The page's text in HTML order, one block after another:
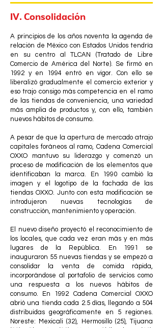
IV. Consolidación
A principios de los años noventa la agenda de
relación de México con Estados Unidos tendría
en su centro al TLCAN (Tratado de Libre
Comercio de América del Norte). Se firmó en
1992 y en 1994 entró en vigor. Con ello se
liberalizó gradualmente el comercio exterior y
eso trajo consigo más competencia en el ramo
de las tiendas de conveniencia, una variedad
más amplia de productos y, con ello, también
nuevos hábitos de consumo.
A pesar de que la apertura de mercado atrajo
capitales foráneos al ramo, Cadena Comercial
OXXO mantuvo su liderazgo y comenzó un
proceso de modificación de los elementos que
identificaban la marca. En 1990 cambió la
imagen y el logotipo de la fachada de las
tiendas OXXO. Junto con esta modificación se
introdujeron nuevas tecnologías de
construcción, mantenimiento y operación.
El nuevo diseño proyectó el reconocimiento de
los locales, que cada vez eran más y en más
lugares de la República. En 1991 se
inauguraron 55 nuevas tiendas y se empezó a
consolidar la venta de comida rápida,
incorporándose al portafolio de servicios como
una respuesta a los nuevos hábitos de
consumo. En 1992 Cadena Comercial OXXO
abrió una tienda cada 2.5 días, llegando a 504
distribuidas geográficamente en 5 regiones.
Noreste: Mexicali (32), Hermosillo (25), Tijuana